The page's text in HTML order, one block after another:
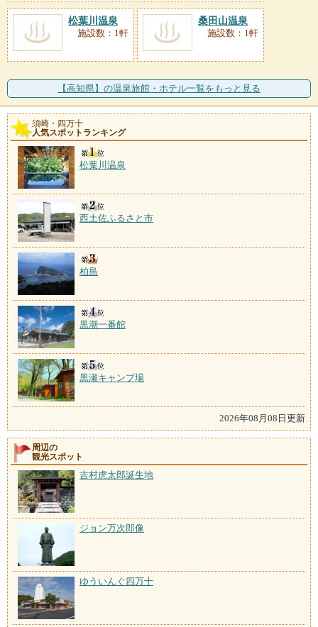
松葉川温泉
施設数：1軒
桑田山温泉
施設数：1軒
【高知県】の温泉旅館・ホテル一覧をもっと見る
須崎・四万十
人気スポットランキング
松葉川温泉
西土佐ふるさと市
柏島
黒潮一番館
黒瀬キャンプ場
2026年08月08日更新
周辺の
観光スポット
吉村虎太郎誕生地
ジョン万次郎像
ゆういんぐ四万十